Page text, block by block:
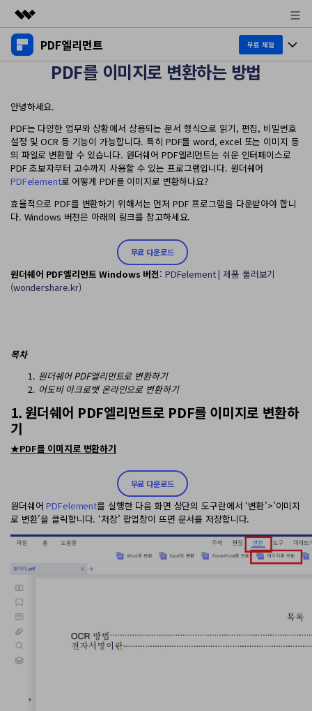
주요 제품
AIGC 크리에이티비티
개요
솔루션
회사 소개
뉴스룸
플랜 및 가격
도움말 센터
PDF엘리먼트 무료 체험
제품 투어
데스크탑
Windows용
Mac용
모바일 앱
iPhone/iPad용
클라우드
PDF PPT 변환
PDF 병합
PDF 압축
기타 온라인 도구
제품 기능
교육용
PDF 읽기
PDF 주석 달기
개인용
PDF 압축
PDF 구성
전문용
PDF 보호
PDF 일괄 작업
PDF OCR
AI PDF 요약기
AI PDF
PDF와 채팅하기
AI PDF 요약기
AI 문법 검사기
AI PDF 재작성
AI PDF 설명
AI 이미지 생성기
AI 지원 센터
비즈니스
리소스
새로운 기능
네이버 블로그
검색
PDF를 이미지로 변환하는 방법
안녕하세요.
PDF는 다양한 업무와 상황에서 상용되는 문서 형식으로 읽기, 편집, 비밀번호
설정 및 OCR 등 기능이 가능합니다. 특히 PDF를 word, excel 또는 이미지 등
의 파일로 변환할 수 있습니다. 원더쉐어 PDF엘리먼트는 쉬운 인터페이스로
PDF 초보자부터 고수까지 사용할 수 있는 프로그램입니다. 원더쉐어
PDFelement로 어떻게 PDF를 이미지로 변환하나요?
효율적으로 PDF를 변환하기 위해서는 먼저 PDF 프로그램을 다운받아야 합니
다. Windows 버전은 아래의 링크를 참고하세요.
무료 다운로드
원더쉐어 PDF엘리먼트Windows 버전: PDFelement | 제품 둘러보기
(wondershare.kr)
목차
원더쉐어PDF엘리먼트로 변환하기
어도비 아크로뱃 온라인으로 변환하기
1. 원더쉐어 PDF엘리먼트로 PDF를 이미지로 변환하
기
★PDF를 이미지로 변환하기
무료 다운로드
원더쉐어PDFelement를 실행한 다음 화면 상단의 도구란에서 ‘변환’>’이미지
로 변환’을 클릭합니다. ‘저장’ 팝업창이 뜨면 문서를 저장합니다.